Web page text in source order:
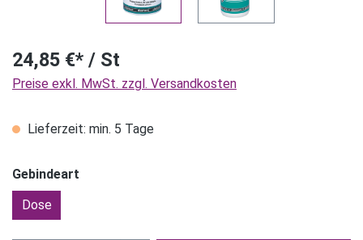
24,85 €* / St
Preise exkl. MwSt. zzgl. Versandkosten
Lieferzeit: min. 5 Tage
Gebindeart
Dose